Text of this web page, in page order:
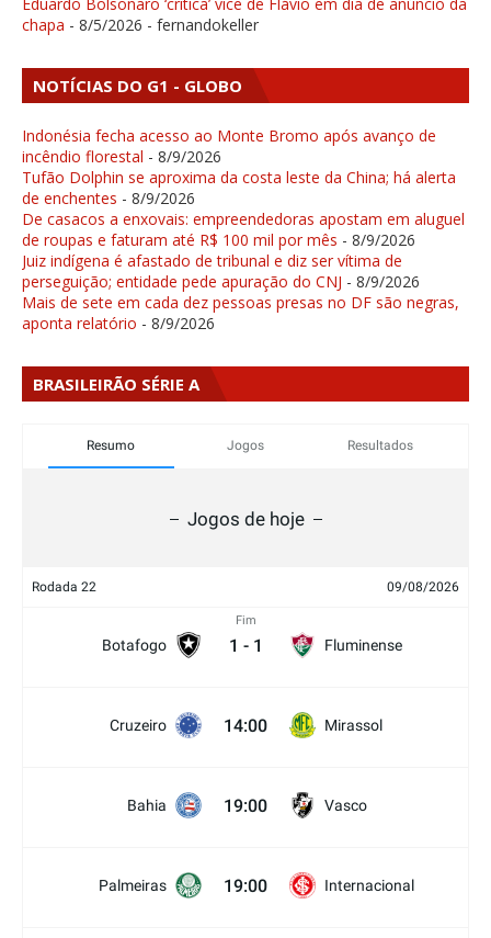
Eduardo Bolsonaro ‘critica’ vice de Flávio em dia de anúncio da
chapa - 8/5/2026 - fernandokeller
NOTÍCIAS DO G1 - GLOBO
Indonésia fecha acesso ao Monte Bromo após avanço de
incêndio florestal - 8/9/2026
Tufão Dolphin se aproxima da costa leste da China; há alerta
de enchentes - 8/9/2026
De casacos a enxovais: empreendedoras apostam em aluguel
de roupas e faturam até R$ 100 mil por mês - 8/9/2026
Juiz indígena é afastado de tribunal e diz ser vítima de
perseguição; entidade pede apuração do CNJ - 8/9/2026
Mais de sete em cada dez pessoas presas no DF são negras,
aponta relatório - 8/9/2026
BRASILEIRÃO SÉRIE A
Resumo Jogos Resultados
Jogos de hoje
Rodada 22 09/08/2026
Botafogo
Fim
1 - 1 Fluminense
Cruzeiro 14:00 Mirassol
Bahia 19:00 Vasco
Palmeiras 19:00 Internacional